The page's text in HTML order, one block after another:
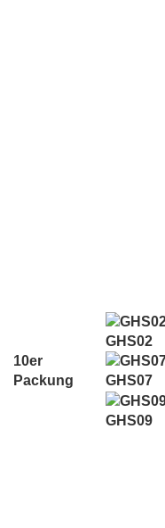
10er
Packung
GHS02
GHS07
GHS09